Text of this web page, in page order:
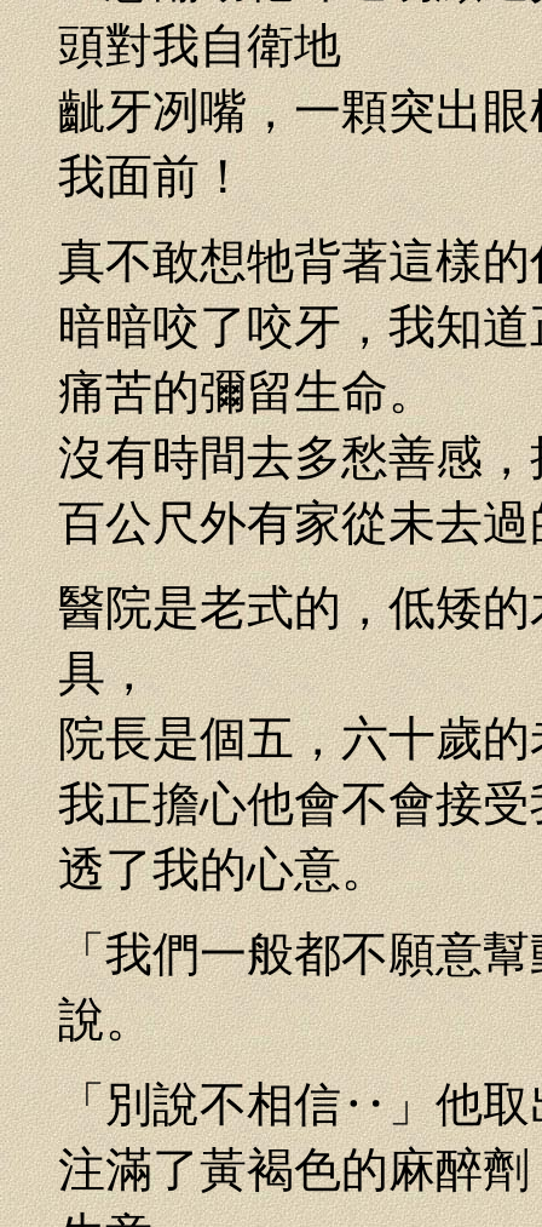
頭對我自衛地
齜牙冽嘴，一顆突出
我面前！
真不敢想牠背著這樣
暗暗咬了咬牙，我知
痛苦的彌留生命。
沒有時間去多愁善感
百公尺外有家從未去
醫院是老式的，低矮
具，
院長是個五，六十歲
我正擔心他會不會接
透了我的心意。
「我們一般都不願意
說。
「別說不相信‥」他取
注滿了黃褐色的麻醉